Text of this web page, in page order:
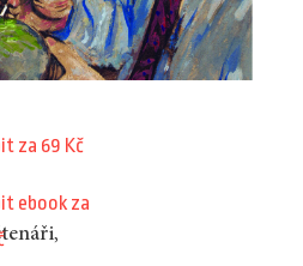
za 69 Kč
ebook za